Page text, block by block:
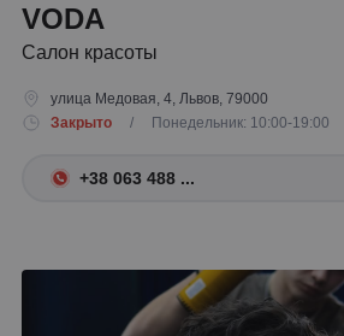
VODA
Салон красоты
улица Медовая, 4, Львов, 79000
Закрыто
/ Понедельник: 10:00-19:00
+38 063 488 ...